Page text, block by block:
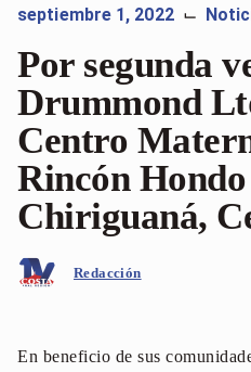
septiembre 1, 2022 ⌙
Por segunda
Drummond
Centro
Rincón Hondo
Chiriguaná,
Redacción
En beneficio de sus